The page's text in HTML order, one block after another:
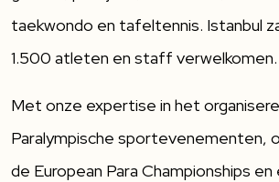
taekwondo en tafeltennis. Istanbul
1.500 atleten en staff verwelkomen.
Met onze expertise in het
Paralympische sportevenementen,
de European Para Championships